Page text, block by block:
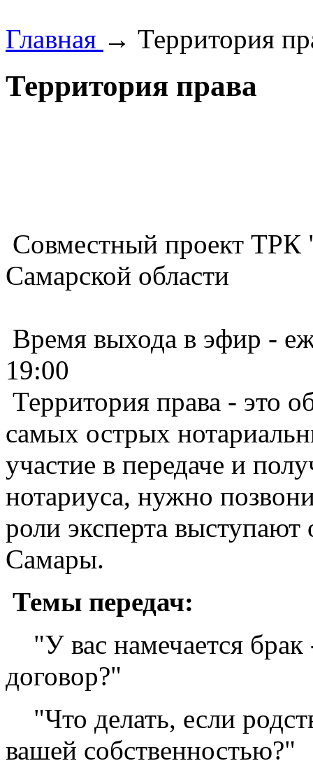
Главная → Территория
Территория права
Совместный проект
Самарской области
Время выхода в эфир -
19:00
Территория права - это
самых острых
участие в передаче и
нотариуса, нужно
роли эксперта
Самары.
Темы передач:
"У вас намечается брак
договор?"
"Что делать, если
вашей собственностью?"